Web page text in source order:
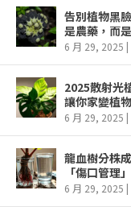
告別植物黑
是農藥，而
6 月 29, 2025 |
2025散射光
讓你家變植
6 月 29, 2025 |
龍血樹分株
「傷口管理
6 月 29, 2025 |